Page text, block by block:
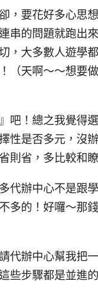
，要花好多心思
串的問題就跑出
，大多數人遊學
（天啊～～想要
吧！總之我覺得
性是否多元，沒
則省，多比較和
代辦中心不是跟
多的！好囉～那
代辦中心幫我把
些步驟都是並進